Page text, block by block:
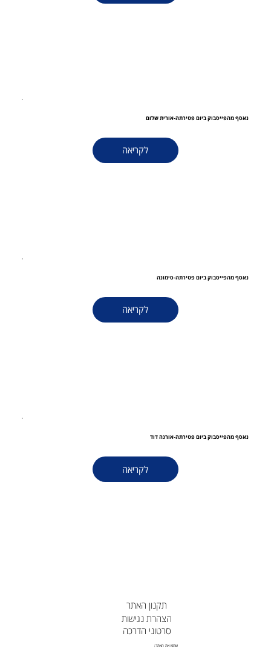
נאסף מהפייסבוק ביום פטירתה-אורית שלום
לקריאה
נאסף מהפייסבוק ביום פטירתה-סימונה
לקריאה
נאסף מהפייסבוק ביום פטירתה-אורנה דוד
לקריאה
שתפו את האתר:
תקנון האתר
הצהרת נגישות
סרטוני הדרכה